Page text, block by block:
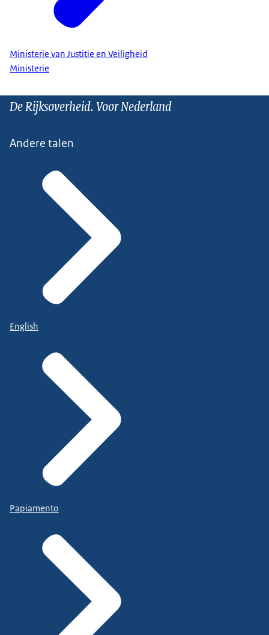
Ministerie van Justitie en Veiligheid
Ministerie
De Rijksoverheid. Voor Nederland
Andere talen
English
Papiamento